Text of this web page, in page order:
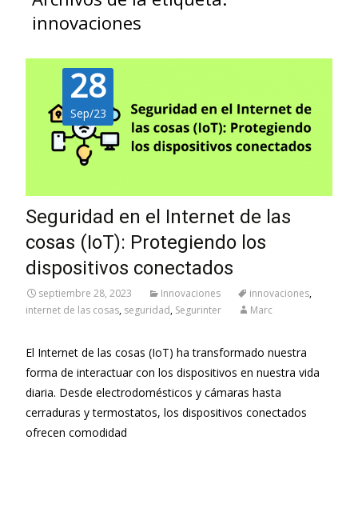
innovaciones
28
Sep/23
Seguridad en el Internet de las
cosas (IoT): Protegiendo los
dispositivos conectados
septiembre 28, 2023 Innovaciones innovaciones,
internet de las cosas, seguridad, Segurinter Marc
El Internet de las cosas (IoT) ha transformado nuestra
forma de interactuar con los dispositivos en nuestra vida
diaria. Desde electrodomésticos y cámaras hasta
cerraduras y termostatos, los dispositivos conectados
ofrecen comodidad